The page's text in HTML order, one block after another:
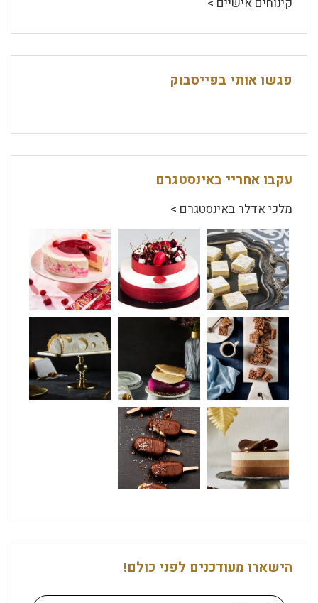
פגשו אותי בפייסבוק
עקבו אחריי באינסטגרם
מלכי אדלר באינסטגרם >
הישארו מעודכנים לפני כולם!